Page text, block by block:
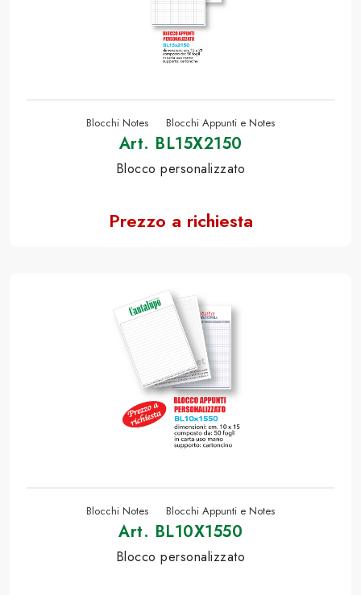
Blocchi Notes Blocchi Appunti e Notes
Art. BL15X2150
Blocco personalizzato
Prezzo a richiesta
Blocchi Notes Blocchi Appunti e Notes
Art. BL10X1550
Blocco personalizzato